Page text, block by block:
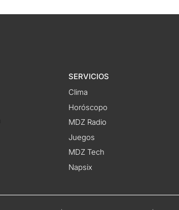
SERVICIOS
Clima
Horóscopo
MDZ Radio
Juegos
MDZ Tech
Napsix